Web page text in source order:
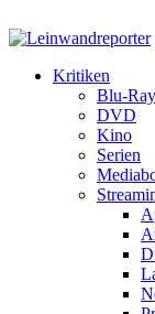
Kritiken
Blu-Ray
DVD
Kino
Serien